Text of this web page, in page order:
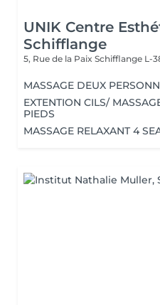
UNIK Centre
Schifflange
5, Rue de la Paix Schifflange L-
MASSAGE DEUX
EXTENTION CILS/
PIEDS
MASSAGE RELAXANT 4